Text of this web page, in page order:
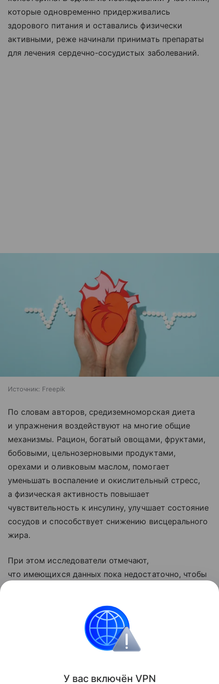
которые одновременно придерживались
здорового питания и оставались физически
активными, реже начинали принимать препараты
для лечения сердечно-сосудистых заболеваний.
Источник: Freepik
По словам авторов, средиземноморская диета
и упражнения воздействуют на многие общие
механизмы. Рацион, богатый овощами, фруктами,
бобовыми, цельнозерновыми продуктами,
орехами и оливковым маслом, помогает
уменьшать воспаление и окислительный стресс,
а физическая активность повышает
чувствительность к инсулину, улучшает состояние
сосудов и способствует снижению висцерального
жира.
При этом исследователи отмечают,
что имеющихся данных пока недостаточно, чтобы
чем каждый из этих методов по отдельности.
Поделиться
У вас включён VPN